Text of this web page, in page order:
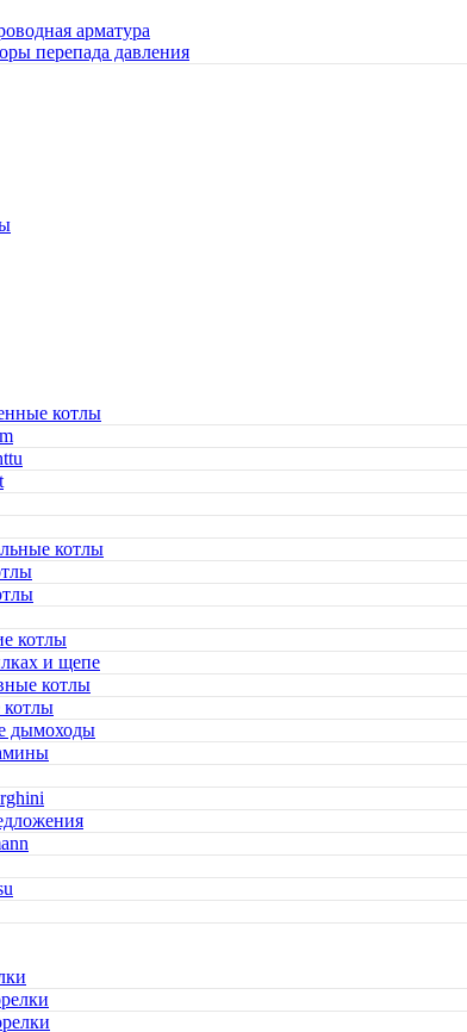
арматура
перепада давления
котлы
котлы
котлы
и щепе
котлы
дымоходы